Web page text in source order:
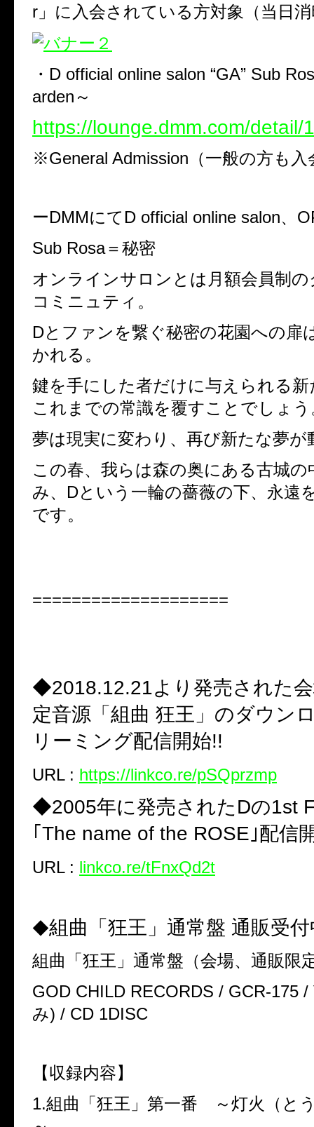
r」に入会されている方対象（当日
・D official online salon “GA” Sub
arden～
https://lounge.dmm.com/detail/
※General Admission（一般の方も入
ーDMMにてD official online salon、
Sub Rosa＝秘密
オンラインサロンとは月額会員制
コミニュティ。
Dとファンを繋ぐ秘密の花園への扉
かれる。
鍵を手にした者だけに与えられる
これまでの常識を覆すことでしょう
夢は現実に変わり、再び新たな夢が
この春、我らは森の奥にある古城の
み、Dという一輪の薔薇の下、永遠
です。
====================
◆2018.12.21より発売された
定音源「組曲 狂王」のダウン
リーミング配信開始!!
URL : https://linkco.re/pSQprzmp
◆2005年に発売されたDの1st
｢The name of the ROSE｣配信
URL : linkco.re/tFnxQd2t
◆組曲「狂王」通常盤 通販受付
組曲「狂王」通常盤（会場、通販限
GOD CHILD RECORDS / GCR-175 /
み) / CD 1DISC
【収録内容】
1.組曲「狂王」第一番 ～灯火（と